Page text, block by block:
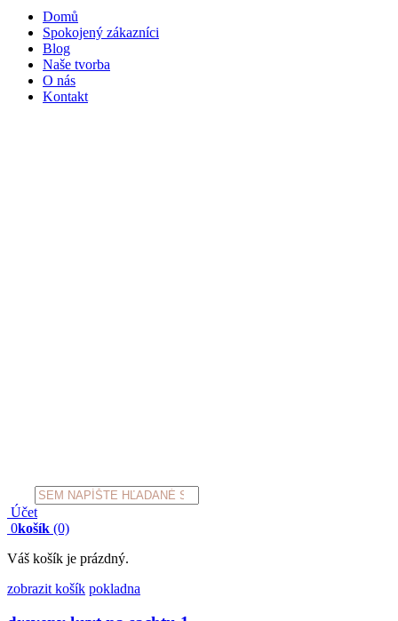
Domů
Spokojený zákazníci
Blog
Naše tvorba
O nás
Kontakt
Products
search
Účet
0košík (0)
Váš košík je prázdný.
zobrazit košík pokladna